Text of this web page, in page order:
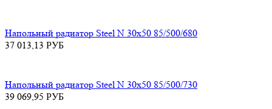
Напольный радиатор Steel N 30х50 85/500/680
37 013,13 РУБ
Напольный радиатор Steel N 30х50 85/500/730
39 069,95 РУБ